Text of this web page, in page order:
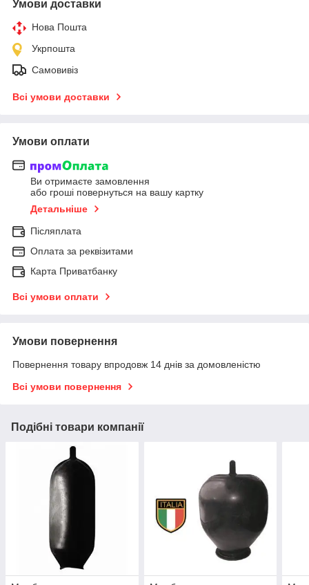
Умови доставки
Нова Пошта
Укрпошта
Самовивіз
Всі умови доставки
Умови оплати
Ви отримаєте замовлення
або гроші повернуться на вашу картку
Детальніше
Післяплата
Оплата за реквізитами
Карта Приватбанку
Всі умови оплати
Умови повернення
Повернення товару впродовж 14 днів за домовленістю
Всі умови повернення
Подібні товари компанії